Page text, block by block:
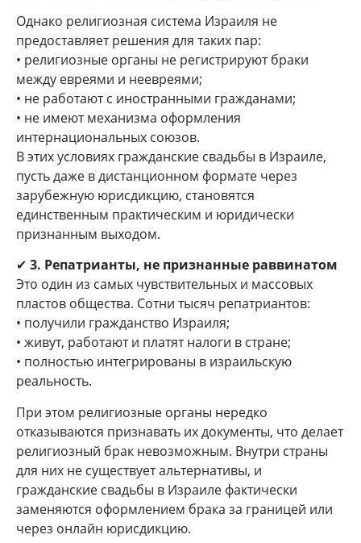
Однако религиозная система Израиля не
предоставляет решения для таких пар:
• религиозные органы не регистрируют браки
между евреями и неевреями;
• не работают с иностранными гражданами;
• не имеют механизма оформления
интернациональных союзов.
В этих условиях гражданские свадьбы в Израиле,
пусть даже в дистанционном формате через
зарубежную юрисдикцию, становятся
единственным практическим и юридически
признанным выходом.
✔ 3. Репатрианты, не признанные раввинатом
Это один из самых чувствительных и массовых
пластов общества. Сотни тысяч репатриантов:
• получили гражданство Израиля;
• живут, работают и платят налоги в стране;
• полностью интегрированы в израильскую
реальность.
При этом религиозные органы нередко
отказываются признавать их документы, что делает
религиозный брак невозможным. Внутри страны
для них не существует альтернативы, и
гражданские свадьбы в Израиле фактически
заменяются оформлением брака за границей или
через онлайн юрисдикцию.